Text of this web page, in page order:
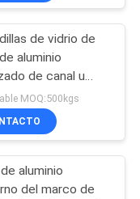
10
31
de vidrio de
aluminio
de canal u
MOQ:500kgs
aluminio
del marco de